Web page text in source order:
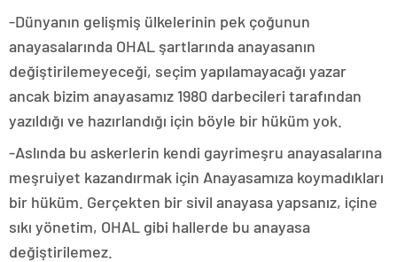
-Dünyanın gelişmiş ülkelerinin pek çoğunun
anayasalarında OHAL şartlarında anayasanın
değiştirilemeyeceği, seçim yapılamayacağı yazar
ancak bizim anayasamız 1980 darbecileri tarafından
yazıldığı ve hazırlandığı için böyle bir hüküm yok.
-Aslında bu askerlerin kendi gayrimeşru anayasalarına
meşruiyet kazandırmak için Anayasamıza koymadıkları
bir hüküm. Gerçekten bir sivil anayasa yapsanız, içine
sıkı yönetim, OHAL gibi hallerde bu anayasa
değiştirilemez.